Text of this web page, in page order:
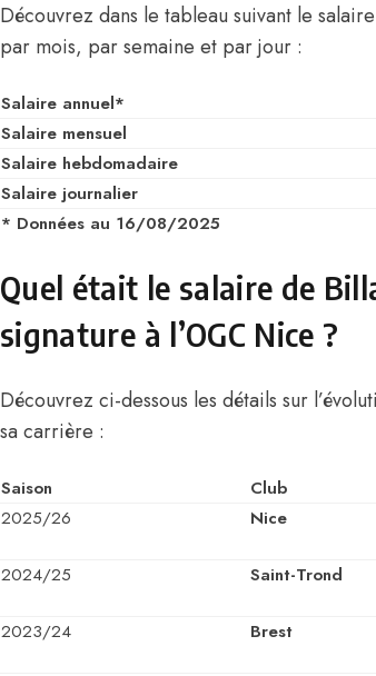
Découvrez dans le tableau suivant le
par mois, par semaine et par jour :
Salaire annuel*
Salaire mensuel
Salaire hebdomadaire
Salaire journalier
* Données au 16/08/2025
Quel était le salaire de
signature à l’OGC Nice ?
Découvrez ci-dessous les détails sur
sa carrière :
Saison Club
2025/26
Nice
2024/25
Saint-Trond
2023/24
Brest